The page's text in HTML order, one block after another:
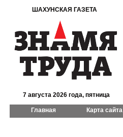
ШАХУНСКАЯ ГАЗЕТА
7 августа 2026 года, пятница
Главная Карта сайта